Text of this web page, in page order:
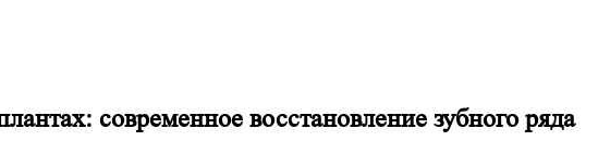
современное восстановление зубного ряда